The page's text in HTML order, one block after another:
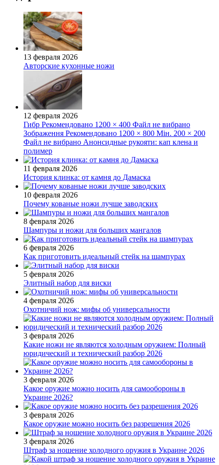
13 февраля 2026
Авторские кухонные ножи
12 февраля 2026
Гибр Рекомендовано 1200 × 400 Файл не вибрано
Зображення Рекомендовано 1200 × 800 Мін. 200 × 200
Файл не вибрано Анонсидные рукояти: кап клена и
полимер
11 февраля 2026
История клинка: от камня до Дамаска
10 февраля 2026
Почему кованые ножи лучше заводских
8 февраля 2026
Шампуры и ножи для больших мангалов
6 февраля 2026
Как приготовить идеальный стейк на шампурах
5 февраля 2026
Элитный набор для виски
4 февраля 2026
Охотничий нож: мифы об универсальности
3 февраля 2026
Какие ножи не являются холодным оружием: Полный
юридический и технический разбор 2026
3 февраля 2026
Какое оружие можно носить для самообороны в
Украине 2026?
3 февраля 2026
Какое оружие можно носить без разрешения 2026
3 февраля 2026
Штраф за ношение холодного оружия в Украине 2026